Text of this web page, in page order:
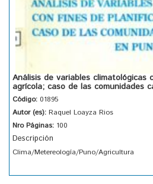
Análisis de variables climatológicas
agrícola; caso de las comunidades
Código: 01895
Autor (es): Raquel Loayza Rios
Nro Páginas: 100
Descripción
Clima/Metereología/Puno/Agricultura